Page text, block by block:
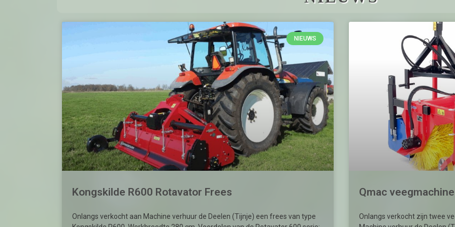
NIEUWS
Kongskilde R600 Rotavator Frees
Onlangs verkocht aan Machine verhuur de Deelen (Tijnje) een frees van type
Qmac veegmachine
Onlangs verkocht zijn twee